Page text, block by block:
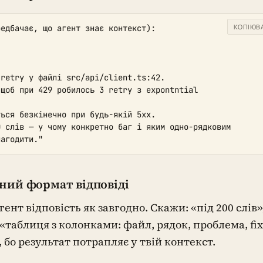
що агент знає контекст):
retry у файлі src/api/client.ts:42.
формат відповіді
відповість як завгодно. Скажи: «під 200
«таблиця з колонками: файл, рядок, проблема,
результат потрапляє у твій контекст.